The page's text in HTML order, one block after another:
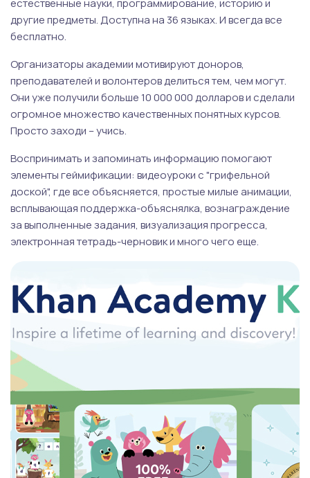
естественные науки, программирование, историю и
другие предметы. Доступна на 36 языках. И всегда все
бесплатно.
Организаторы академии мотивируют доноров,
преподавателей и волонтеров делиться тем, чем могут.
Они уже получили больше 10 000 000 долларов и сделали
огромное множество качественных понятных курсов.
Просто заходи – учись.
Воспринимать и запоминать информацию помогают
элементы геймификации: видеоуроки с "грифельной
доской", где все объясняется, простые милые анимации,
всплывающая поддержка-объяснялка, вознаграждение
за выполненные задания, визуализация прогресса,
электронная тетрадь-черновик и много чего еще.